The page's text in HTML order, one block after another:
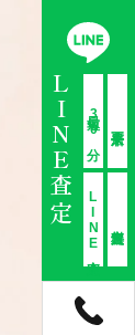
LINE査定 最短30分
LINE査定